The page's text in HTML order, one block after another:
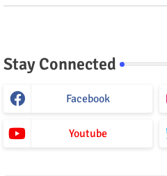
Stay Connected
Facebook
Youtube